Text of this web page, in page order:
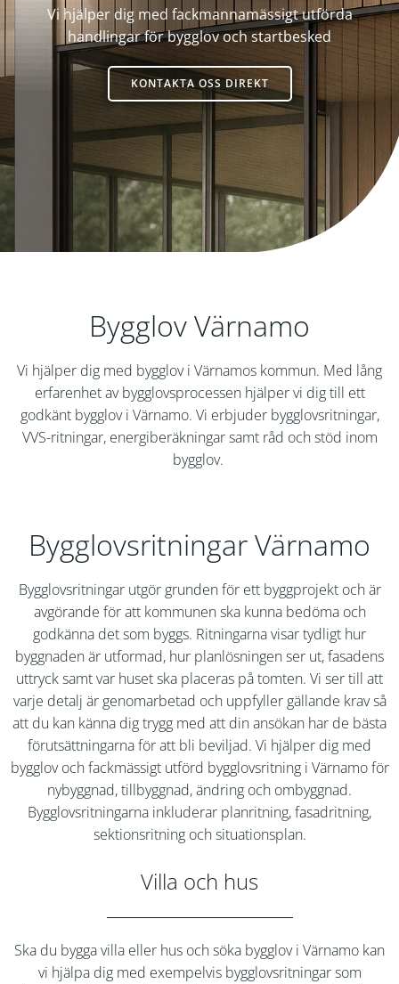
Vi hjälper dig med fackmannamässigt utförda
handlingar för bygglov och startbesked
KONTAKTA OSS DIREKT
Bygglov Värnamo
Vi hjälper dig med bygglov i Värnamos kommun. Med lång
erfarenhet av bygglovsprocessen hjälper vi dig till ett
godkänt bygglov i Värnamo. Vi erbjuder bygglovsritningar,
VVS-ritningar, energiberäkningar samt råd och stöd inom
bygglov.
Bygglovsritningar Värnamo
Bygglovsritningar utgör grunden för ett byggprojekt och är
avgörande för att kommunen ska kunna bedöma och
godkänna det som byggs. Ritningarna visar tydligt hur
byggnaden är utformad, hur planlösningen ser ut, fasadens
uttryck samt var huset ska placeras på tomten. Vi ser till att
varje detalj är genomarbetad och uppfyller gällande krav så
att du kan känna dig trygg med att din ansökan har de bästa
förutsättningarna för att bli beviljad. Vi hjälper dig med
bygglov och fackmässigt utförd bygglovsritning i Värnamoför
nybyggnad, tillbyggnad, ändring och ombyggnad.
Bygglovsritningarna inkluderar planritning, fasadritning,
sektionsritning och situationsplan.
Villa och hus
Ska du bygga villa eller hus och söka bygglov i Värnamo kan
vi hjälpa dig med exempelvis bygglovsritningar som